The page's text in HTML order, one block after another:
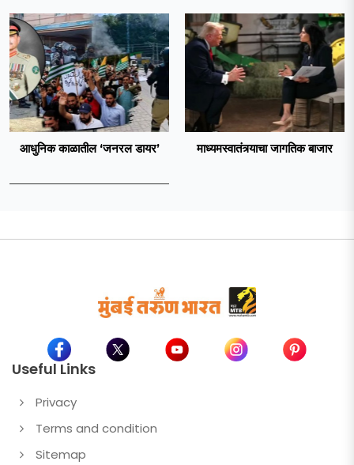
आधुनिक काळातील ‘जनरल डायर’ माध्यमस्वातंत्र्याचा जागतिक बाजार
Useful Links
Privacy
Terms and condition
Sitemap